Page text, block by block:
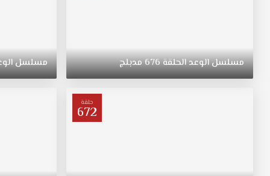
بعد
وفاة
مسلسلالوعدالحلقة676مدبلج مسلسل
حلقة
672